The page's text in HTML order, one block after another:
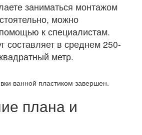
заниматься монтажом
можно
к специалистам.
составляет в среднем 250-
метр.
ванной пластиком завершен.
плана и